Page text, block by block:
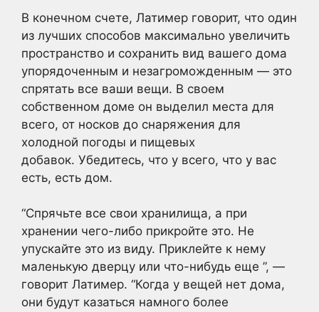
В конечном счете, Латимер говорит, что один
из лучших способов максимально увеличить
пространство и сохранить вид вашего дома
упорядоченным и незагроможденным — это
спрятать все ваши вещи. В своем
собственном доме он выделил места для
всего, от носков до снаряжения для
холодной погоды и пищевых
добавок. Убедитесь, что у всего, что у вас
есть, есть дом.
“Спрячьте все свои хранилища, а при
хранении чего-либо прикройте это. Не
упускайте это из виду. Приклейте к нему
маленькую дверцу или что-нибудь еще ”, —
говорит Латимер. “Когда у вещей нет дома,
они будут казаться намного более